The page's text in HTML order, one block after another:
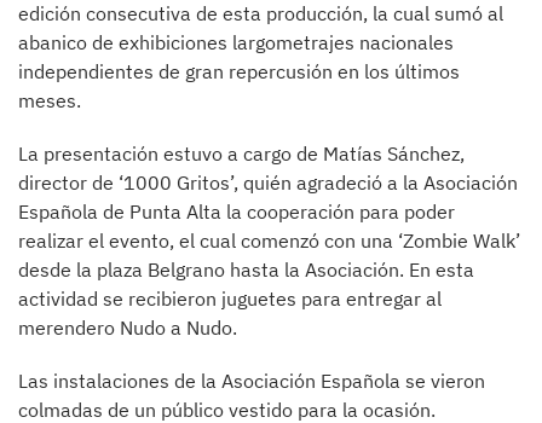
edición consecutiva de esta producción, la cual sumó al
abanico de exhibiciones largometrajes nacionales
independientes de gran repercusión en los últimos
meses.
La presentación estuvo a cargo de Matías Sánchez,
director de ‘1000 Gritos’, quién agradeció a la Asociación
Española de Punta Alta la cooperación para poder
realizar el evento, el cual comenzó con una ‘Zombie Walk’
desde la plaza Belgrano hasta la Asociación. En esta
actividad se recibieron juguetes para entregar al
merendero Nudo a Nudo.
Las instalaciones de la Asociación Española se vieron
colmadas de un público vestido para la ocasión.